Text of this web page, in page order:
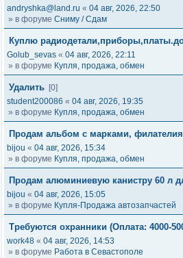
andryshka@land.ru « 04 авг, 2026, 22:50
» в форуме Сниму / Сдам
Куплю
Golub_sevas « 04 авг, 2026, 22:11
» в форуме Купля, продажа, обмен
Удалить [0]
student200086 « 04 авг, 2026, 19:35
» в форуме Купля, продажа, обмен
Продам альбом с марками,
bijou « 04 авг, 2026, 15:34
» в форуме Купля, продажа, обмен
Продам алюминиевую канистру 60 л
bijou « 04 авг, 2026, 15:05
» в форуме Купля-Продажа автозапчастей
Требуются охранники (Оплата: 4000-
work48 « 04 авг, 2026, 14:53
» в форуме Работа в Севастополе